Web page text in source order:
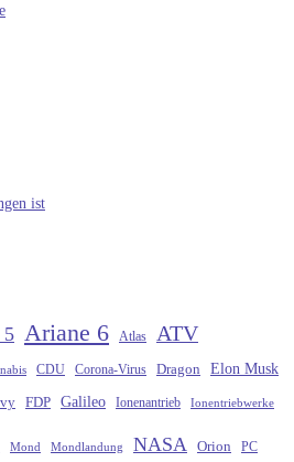
ist
5 Ariane 6 Atlas ATV
CDU Corona-Virus Dragon Elon Musk
FDP Galileo Ionenantrieb Ionentriebwerke
Mond Mondlandung NASA Orion PC